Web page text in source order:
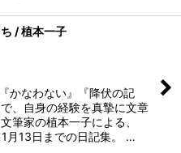
/ 植本一子
かなわない』『降伏の記
、自身の経験を真摯に文章
筆家の植本一子による、
月13日までの日記集。 …